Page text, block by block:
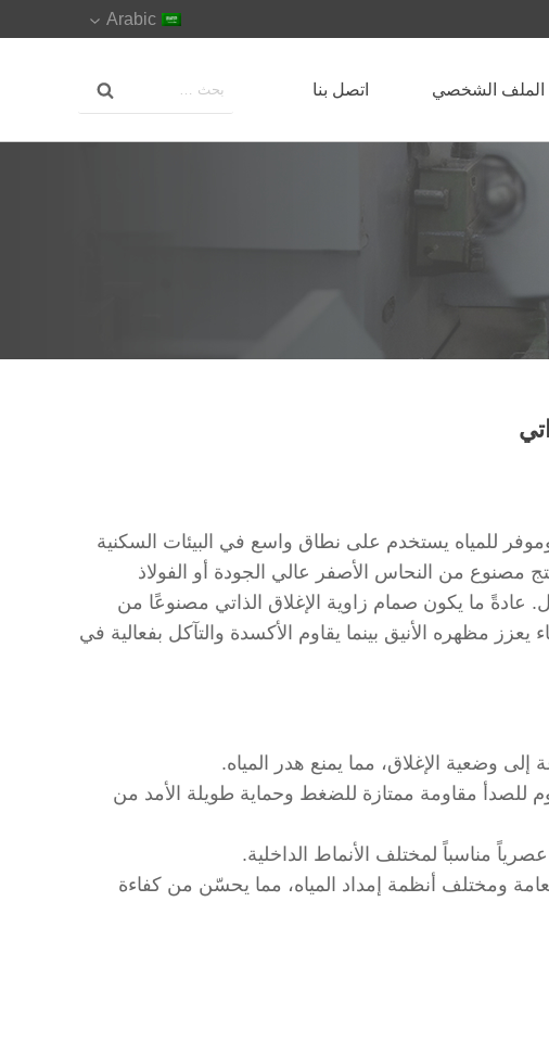
Arabic
الملف الشخصي اتصل بنا
للمياه يستخدم على نطاق واسع في البيئات السكنية
مصنوع من النحاس الأصفر عالي الجودة أو الفولاذ
عادةً ما يكون صمام زاوية الإغلاق الذاتي مصنوعًا من
مظهره الأنيق بينما يقاوم الأكسدة والتآكل بفعالية في
إلى وضعية الإغلاق، مما يمنع هدر المياه.
للصدأ مقاومة ممتازة للضغط وحماية طويلة الأمد من
مناسباً لمختلف الأنماط الداخلية.
ومختلف أنظمة إمداد المياه، مما يحسّن من كفاءة